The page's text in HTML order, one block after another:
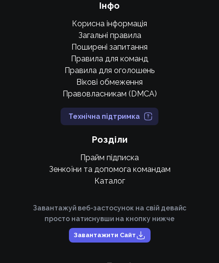
Інфо
Корисна інформація
Загальні правила
Поширені запитання
Правила для команд
Правила для оголошень
Вікові обмеження
Правовласникам (DMCA)
Технічна підтримка
Розділи
Прайм підписка
Зенкоїни та допомога командам
Каталог
Завантажуй веб-застосунок на свій девайс
просто натиснувши на кнопку нижче
Завантажити Сайт